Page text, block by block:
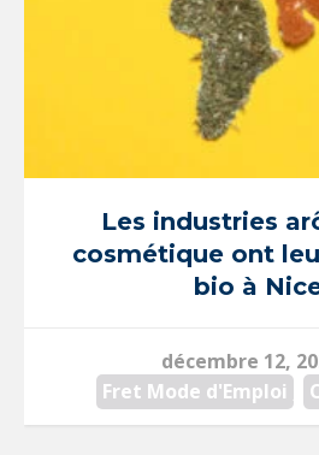
Les industries
cosmétique ont
bio à
décembre 12,
Fret Mode d'Emploi